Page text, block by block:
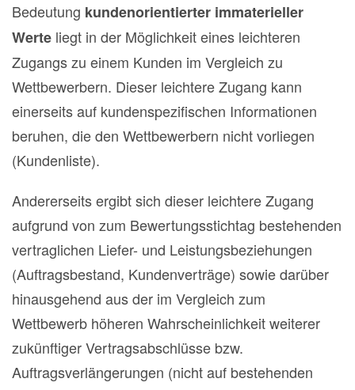
Bedeutung kundenorientierter immaterieller
Werte liegt in der Möglichkeit eines leichteren
Zugangs zu einem Kunden im Vergleich zu
Wettbewerbern. Dieser leichtere Zugang kann
einerseits auf kundenspezifischen Informationen
beruhen, die den Wettbewerbern nicht vorliegen
(Kundenliste).
Andererseits ergibt sich dieser leichtere Zugang
aufgrund von zum Bewertungsstichtag bestehenden
vertraglichen Liefer- und Leistungsbeziehungen
(Auftragsbestand, Kundenverträge) sowie darüber
hinausgehend aus der im Vergleich zum
Wettbewerb höheren Wahrscheinlichkeit weiterer
zukünftiger Vertragsabschlüsse bzw.
Auftragsverlängerungen (nicht auf bestehenden